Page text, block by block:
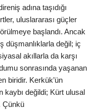
adına taşıdığı
uluslararası güçler
başlandı. Ancak
düşmanlıklarla değil; iç
akıllarla da karşı
sonrasında yaşanan
biridir. Kerkük’ün
kaybı değildi; Kürt ulusal
Çünkü